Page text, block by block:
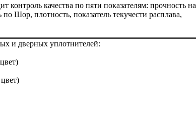
контроль качества по пяти показателям: прочность на
Шор, плотность, показатель текучести расплава,
и дверных уплотнителей: